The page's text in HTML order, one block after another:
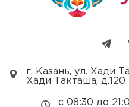
г. Казань, ул. Хади
Хади Такташа, д.120
с 08:30 до